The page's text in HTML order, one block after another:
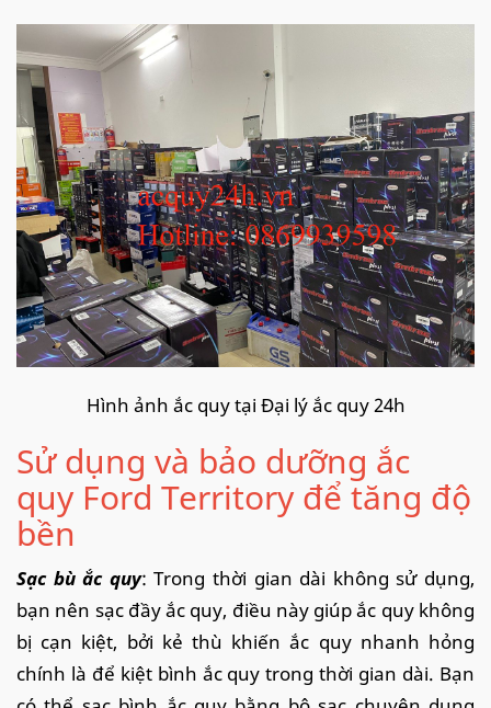
Hình ảnh ắc quy tại Đại lý ắc quy 24h
Sử dụng và bảo dưỡng ắc
quy Ford Territory để tăng độ
bền
Sạc bù ắc quy: Trong thời gian dài không sử dụng,
bạn nên sạc đầy ắc quy, điều này giúp ắc quy không
bị cạn kiệt, bởi kẻ thù khiến ắc quy nhanh hỏng
chính là để kiệt bình ắc quy trong thời gian dài. Bạn